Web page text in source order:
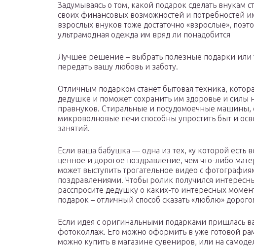
Задумываясь о том, какой подарок сделать внукам
своих финансовых возможностей и
взрослых внуков тоже достаточно «взрослые»,
ультрамодная одежда им вряд ли понадобится
Лучшее решение – выбрать полезные подарки или
передать вашу любовь и заботу.
Отличным подарком станет бытовая техника,
дедушке и поможет сохранить им здоровье и
правнуков. Стиральные и посудомоечные
микроволновые печи способны упростить быт и
занятий.
Если ваша бабушка — одна из тех, «у которой есть
ценное и дорогое поздравление, чем что-либо
может выступить трогательное видео с
поздравлениями. Чтобы ролик получился
расспросите дедушку о каких-то интересных
подарок – отличный способ сказать «люблю»
Если идея с оригинальными подарками пришлась
фотоколлаж. Его можно оформить в уже готовой
можно купить в магазине сувениров, или на